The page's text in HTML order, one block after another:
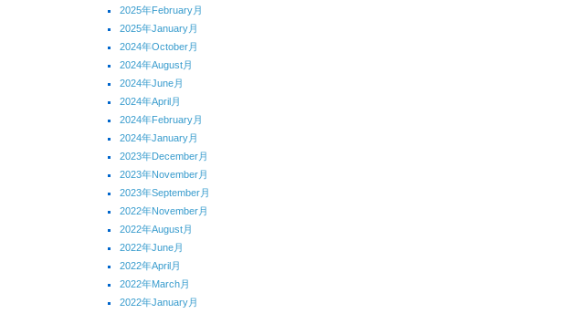
2025年February月
2025年January月
2024年October月
2024年August月
2024年June月
2024年April月
2024年February月
2024年January月
2023年December月
2023年November月
2023年September月
2022年November月
2022年August月
2022年June月
2022年April月
2022年March月
2022年January月